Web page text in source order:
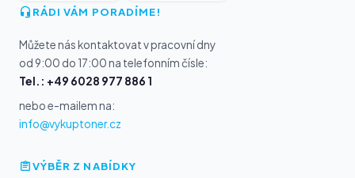
RÁDI VÁM PORADÍME!
Můžete nás kontaktovat v pracovní dny
od 9:00 do 17:00 na telefonním čísle:
Tel.: +49 6028 977 886 1
nebo e-mailem na:
info@vykuptoner.cz
VÝBĚR Z NABÍDKY